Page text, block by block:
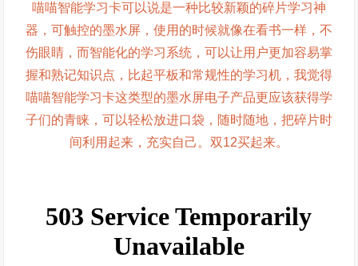
喵喵智能学习卡可以说是一种比较新颖的碎片学习神
器，可触控的墨水屏，使用的时候就像在看书一样，不
伤眼睛，而智能化的学习系统，可以让用户更加容易掌
握和熟记知识点，比起平板和常规性的学习机，我觉得
喵喵智能学习卡这类型的墨水屏电子产品更应该获得学
子们的青睐，可以轻松放进口袋，随时随地，把碎片时
间利用起来，充实自己。双12买起来。